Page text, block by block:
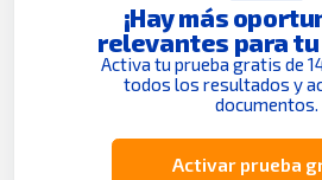
¡Hay más
relevantes para tu
Activa tu prueba gratis de
todos los resultados y
documentos.
Activar prueba